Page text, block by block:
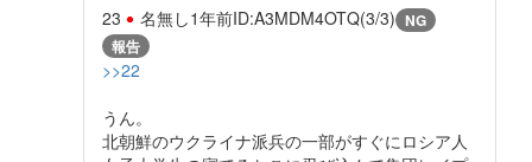
23 名無し1年前ID:A3MDM4OTQ(3/3) NG
報告
>>22
うん。
北朝鮮のウクライナ派兵の一部がすぐにロシア人